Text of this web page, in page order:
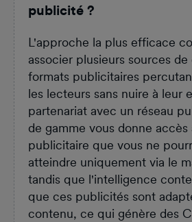
publicité ?
L'approche la plus efficace
associer plusieurs sources
formats publicitaires
les lecteurs sans nuire à leur
partenariat avec un réseau
de gamme vous donne accès
publicitaire que vous ne
atteindre uniquement via le
tandis que l'intelligence
que ces publicités sont
contenu, ce qui génère des